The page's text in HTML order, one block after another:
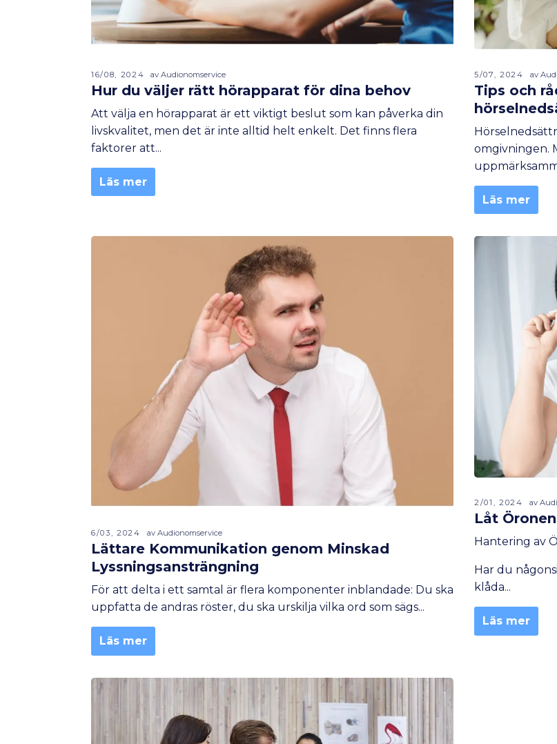
16/08, 2024 av Audionomservice
Hur du väljer rätt hörapparat för dina behov
Att välja en hörapparat är ett viktigt beslut som kan påverka din
livskvalitet, men det är inte alltid helt enkelt. Det finns flera
faktorer att...
Läs mer
5/07, 2024 av
Tips och
omgivningen.
Läs mer
6/03, 2024 av Audionomservice
Lättare Kommunikation genom Minskad
Lyssningsansträngning
För att delta i ett samtal är flera komponenter inblandade: Du ska
uppfatta de andras röster, du ska urskilja vilka ord som sägs...
Läs mer
2/01, 2024 av
Låt
Hantering av
Har du
klåda...
Läs mer